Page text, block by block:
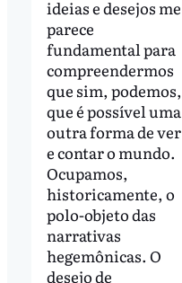
ideias e desejos me
parece
fundamental para
compreendermos
que sim, podemos,
que é possível uma
outra forma de ver
e contar o mundo.
Ocupamos,
historicamente, o
polo-objeto das
narrativas
hegemônicas. O
desejo de